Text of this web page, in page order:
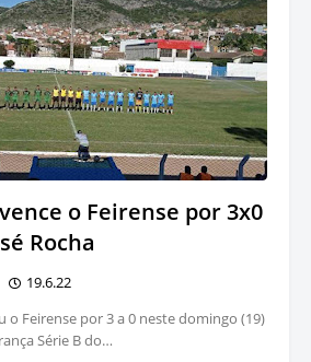
o Feirense por 3x0
Rocha
19.6.22
o Feirense por 3 a 0 neste domingo (19)
Série B do…